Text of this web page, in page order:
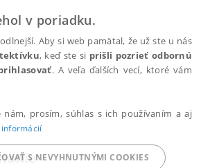
v poriadku.
Aby si web pamätal, že už ste u nás
, keď ste si prišli pozrieť odbornú
. A veľa ďalších vecí, ktoré vám
prosím, súhlas s ich používaním a aj
informácií
S NEVYHNUTNÝMI COOKIES